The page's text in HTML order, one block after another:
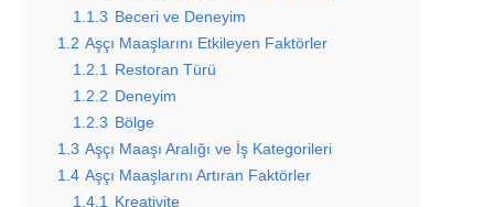
1.1.3 Beceri ve Deneyim
1.2 Aşçı Maaşlarını Etkileyen Faktörler
1.2.1 Restoran Türü
1.2.2 Deneyim
1.2.3 Bölge
1.3 Aşçı Maaşı Aralığı ve İş Kategorileri
1.4 Aşçı Maaşlarını Artıran Faktörler
1.4.1 Kreativite